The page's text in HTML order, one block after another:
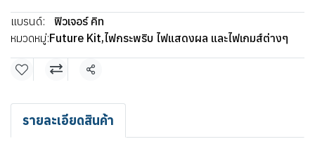
แบรนด์:
ฟิวเจอร์ คิท
หมวดหมู่:Future Kit,ไฟกระพริบ ไฟแสดงผล และไฟเกมส์ต่างๆ
แชร์
รายละเอียดสินค้า